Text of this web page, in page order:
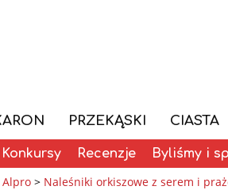
PRZEKĄSKI CIASTA
Konkursy Recenzje Byliśmy i
Alpro > Naleśniki orkiszowe z serem i